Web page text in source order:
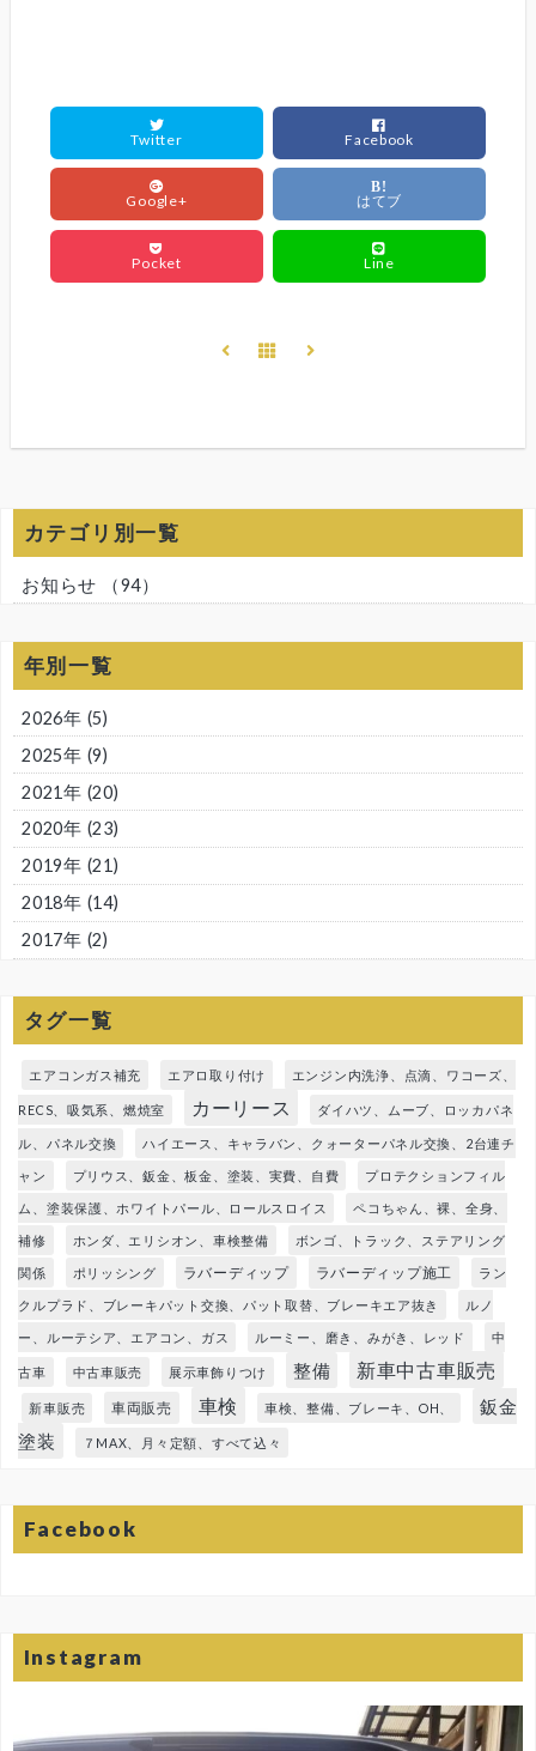
Twitter Facebook
Google+
B!
はてブ
Pocket Line
カテゴリ別一覧
お知らせ （94）
年別一覧
2026年 (5)
2025年 (9)
2021年 (20)
2020年 (23)
2019年 (21)
2018年 (14)
2017年 (2)
タグ一覧
エアコンガス補充 エアロ取り付け エンジン内洗浄、点滴、ワコーズ、
RECS、吸気系、燃焼室 カーリース ダイハツ、ムーブ、ロッカパネ
ル、パネル交換 ハイエース、キャラバン、クォーターパネル交換、2台連チ
ャン プリウス、鈑金、板金、塗装、実費、自費 プロテクションフィル
ム、塗装保護、ホワイトパール、ロールスロイス ペコちゃん、裸、全身、
補修 ホンダ、エリシオン、車検整備 ボンゴ、トラック、ステアリング
関係 ポリッシング ラバーディップ ラバーディップ施工 ラン
クルプラド、ブレーキパット交換、パット取替、ブレーキエア抜き ルノ
ー、ルーテシア、エアコン、ガス ルーミー、磨き、みがき、レッド 中
古車 中古車販売 展示車飾りつけ 整備 新車中古車販売
新車販売 車両販売 車検 車検、整備、ブレーキ、OH、
鈑金
塗装
７MAX、月々定額、すべて込々
Facebook
Instagram